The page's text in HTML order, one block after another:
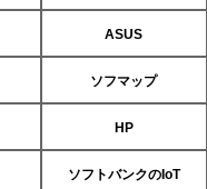
ASUS
ソフマップ
HP
ソフトバンクのIoT